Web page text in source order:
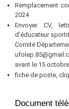
Remplacement
2024
Envoyer CV,
d’éducateur
Comité
avant le 15
fiche de poste,
Document